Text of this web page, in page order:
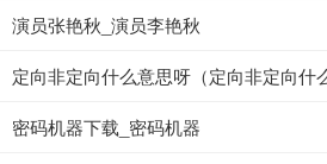
演员张艳秋_演员李艳秋
定向非定向什么意思呀（定向非定向什
密码机器下载_密码机器